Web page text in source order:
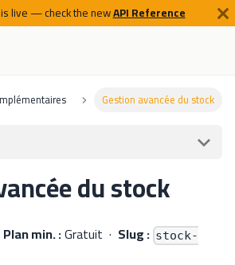
is live — check the newAPI Reference
Gestion avancée du stock
du stock
Plan min. :Gratuit · Slug : stock-